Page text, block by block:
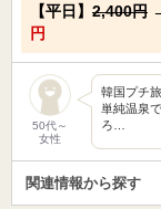
【平日】 2,400円
円
50代～
女性
韓国プチ
単純温泉
ろ…
関連情報から探す